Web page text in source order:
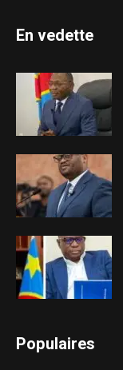
En vedette
Populaires